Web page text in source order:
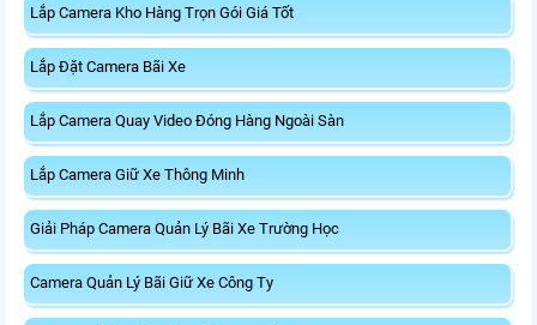
Lắp Camera Kho Hàng Trọn Gói Giá Tốt
Lắp Đặt Camera Bãi Xe
Lắp Camera Quay Video Đóng Hàng Ngoài Sàn
Lắp Camera Giữ Xe Thông Minh
Giải Pháp Camera Quản Lý Bãi Xe Trường Học
Camera Quản Lý Bãi Giữ Xe Công Ty